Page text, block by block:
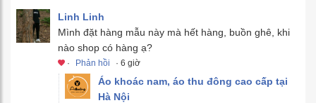
Linh Linh
Mình đặt hàng mẫu này mà hết hàng, buồn ghê, khi
nào shop có hàng ạ?
· Phản hồi · 6 giờ
Áo khoác nam, áo thu đông cao cấp tại
Hà Nội